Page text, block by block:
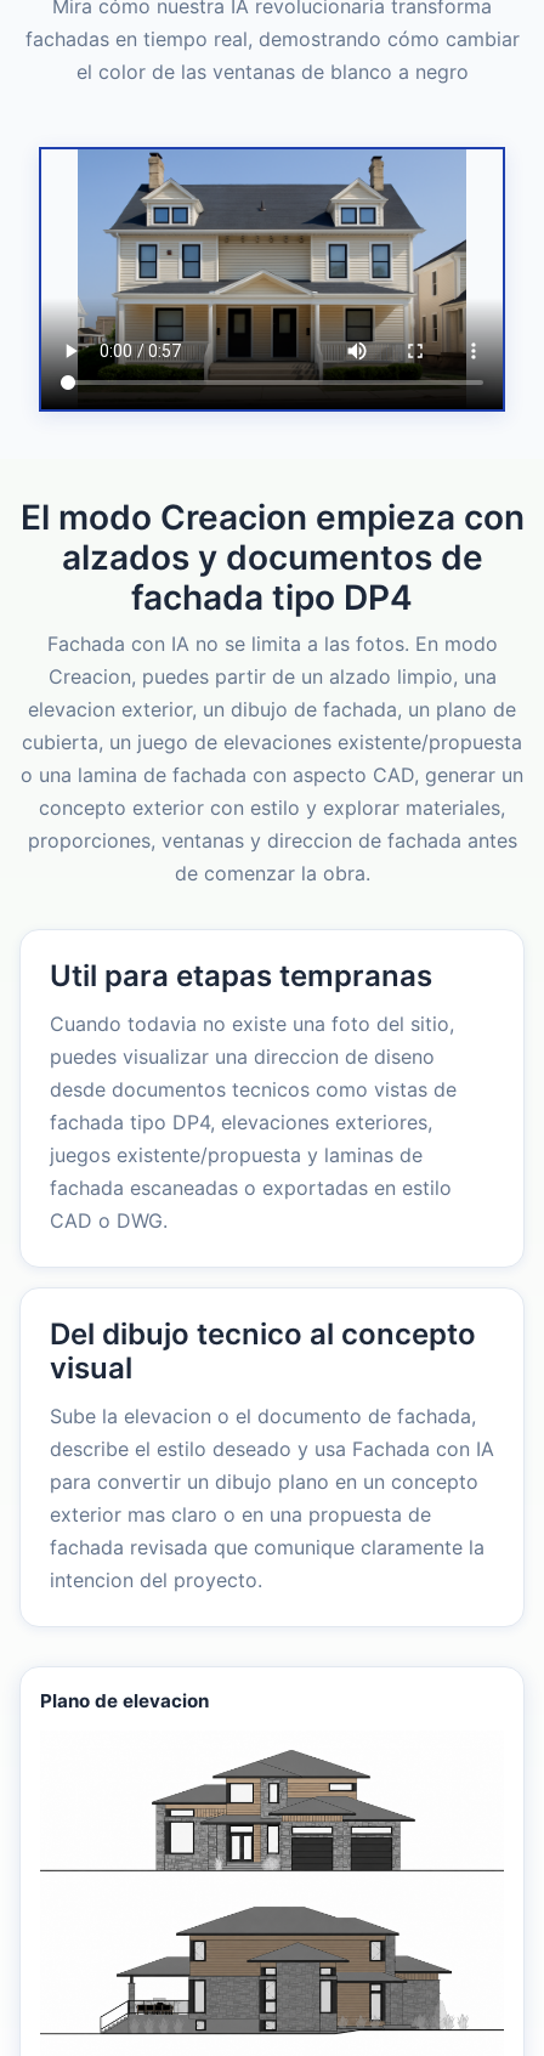
Mira cómo nuestra IA revolucionaria transforma
fachadas en tiempo real, demostrando cómo cambiar
el color de las ventanas de blanco a negro
El modo Creacion empieza con
alzados y documentos de
fachada tipo DP4
Fachada con IA no se limita a las fotos. En modo
Creacion, puedes partir de un alzado limpio, una
elevacion exterior, un dibujo de fachada, un plano de
cubierta, un juego de elevaciones existente/propuesta
o una lamina de fachada con aspecto CAD, generar un
concepto exterior con estilo y explorar materiales,
proporciones, ventanas y direccion de fachada antes
de comenzar la obra.
Util para etapas tempranas
Cuando todavia no existe una foto del sitio,
puedes visualizar una direccion de diseno
desde documentos tecnicos como vistas de
fachada tipo DP4, elevaciones exteriores,
juegos existente/propuesta y laminas de
fachada escaneadas o exportadas en estilo
CAD o DWG.
Del dibujo tecnico al concepto
visual
Sube la elevacion o el documento de fachada,
describe el estilo deseado y usa Fachada con IA
para convertir un dibujo plano en un concepto
exterior mas claro o en una propuesta de
fachada revisada que comunique claramente la
intencion del proyecto.
Plano de elevacion